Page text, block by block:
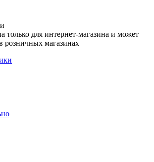
только для интернет-магазина и может
розничных магазинах